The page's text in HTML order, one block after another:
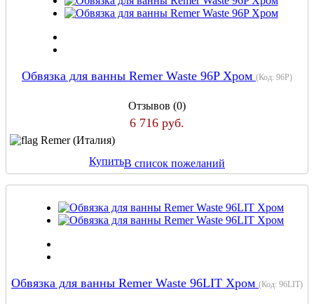
Обвязка для ванны Remer Waste 96P Хром (Код: 96P)
Отзывов (0)
6 716 руб.
Remer (Италия)
КупитьВ список пожеланий
Обвязка для ванны Remer Waste 96LIT Хром (Код: 96LIT)